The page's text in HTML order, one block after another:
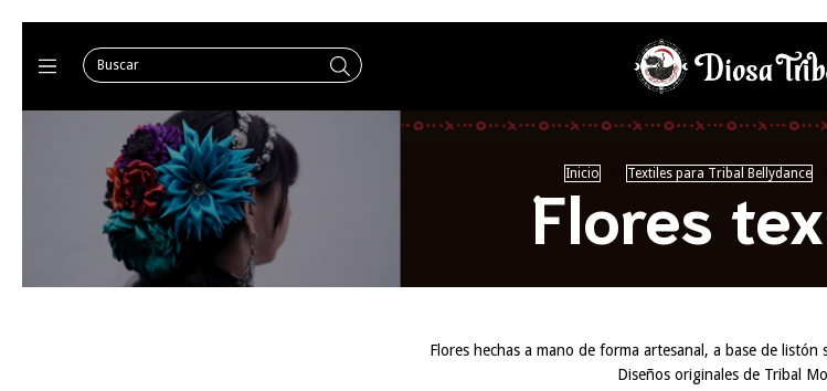
Inicio Textiles para Tribal Bellydance
Flores
Flores hechas a mano de forma artesanal, a base de
Diseños originales de Tribal